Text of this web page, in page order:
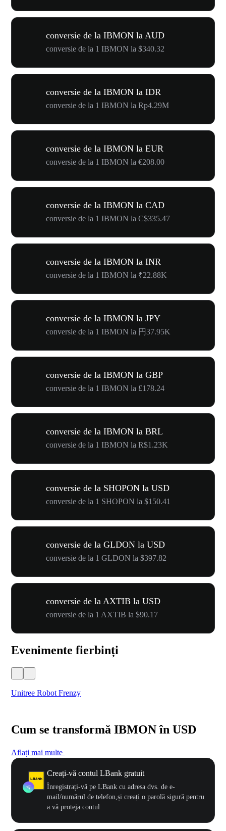
conversie de la IBMON la AUD
conversie de la 1 IBMON la $340.32
conversie de la IBMON la IDR
conversie de la 1 IBMON la Rp4.29M
conversie de la IBMON la EUR
conversie de la 1 IBMON la €208.00
conversie de la IBMON la CAD
conversie de la 1 IBMON la C$335.47
conversie de la IBMON la INR
conversie de la 1 IBMON la ₹22.88K
conversie de la IBMON la JPY
conversie de la 1 IBMON la 円37.95K
conversie de la IBMON la GBP
conversie de la 1 IBMON la £178.24
conversie de la IBMON la BRL
conversie de la 1 IBMON la R$1.23K
conversie de la SHOPON la USD
conversie de la 1 SHOPON la $150.41
conversie de la GLDON la USD
conversie de la 1 GLDON la $397.82
conversie de la AXTIB la USD
conversie de la 1 AXTIB la $90.17
Evenimente fierbinți
Unitree Robot Frenzy
Cum se transformă IBMON în USD
Aflați mai multe
Creați-vă contul LBank gratuit
Înregistrați-vă pe LBank cu adresa dvs. de e-
mail/numărul de telefon,și creați o parolă sigură pentru
a vă proteja contul